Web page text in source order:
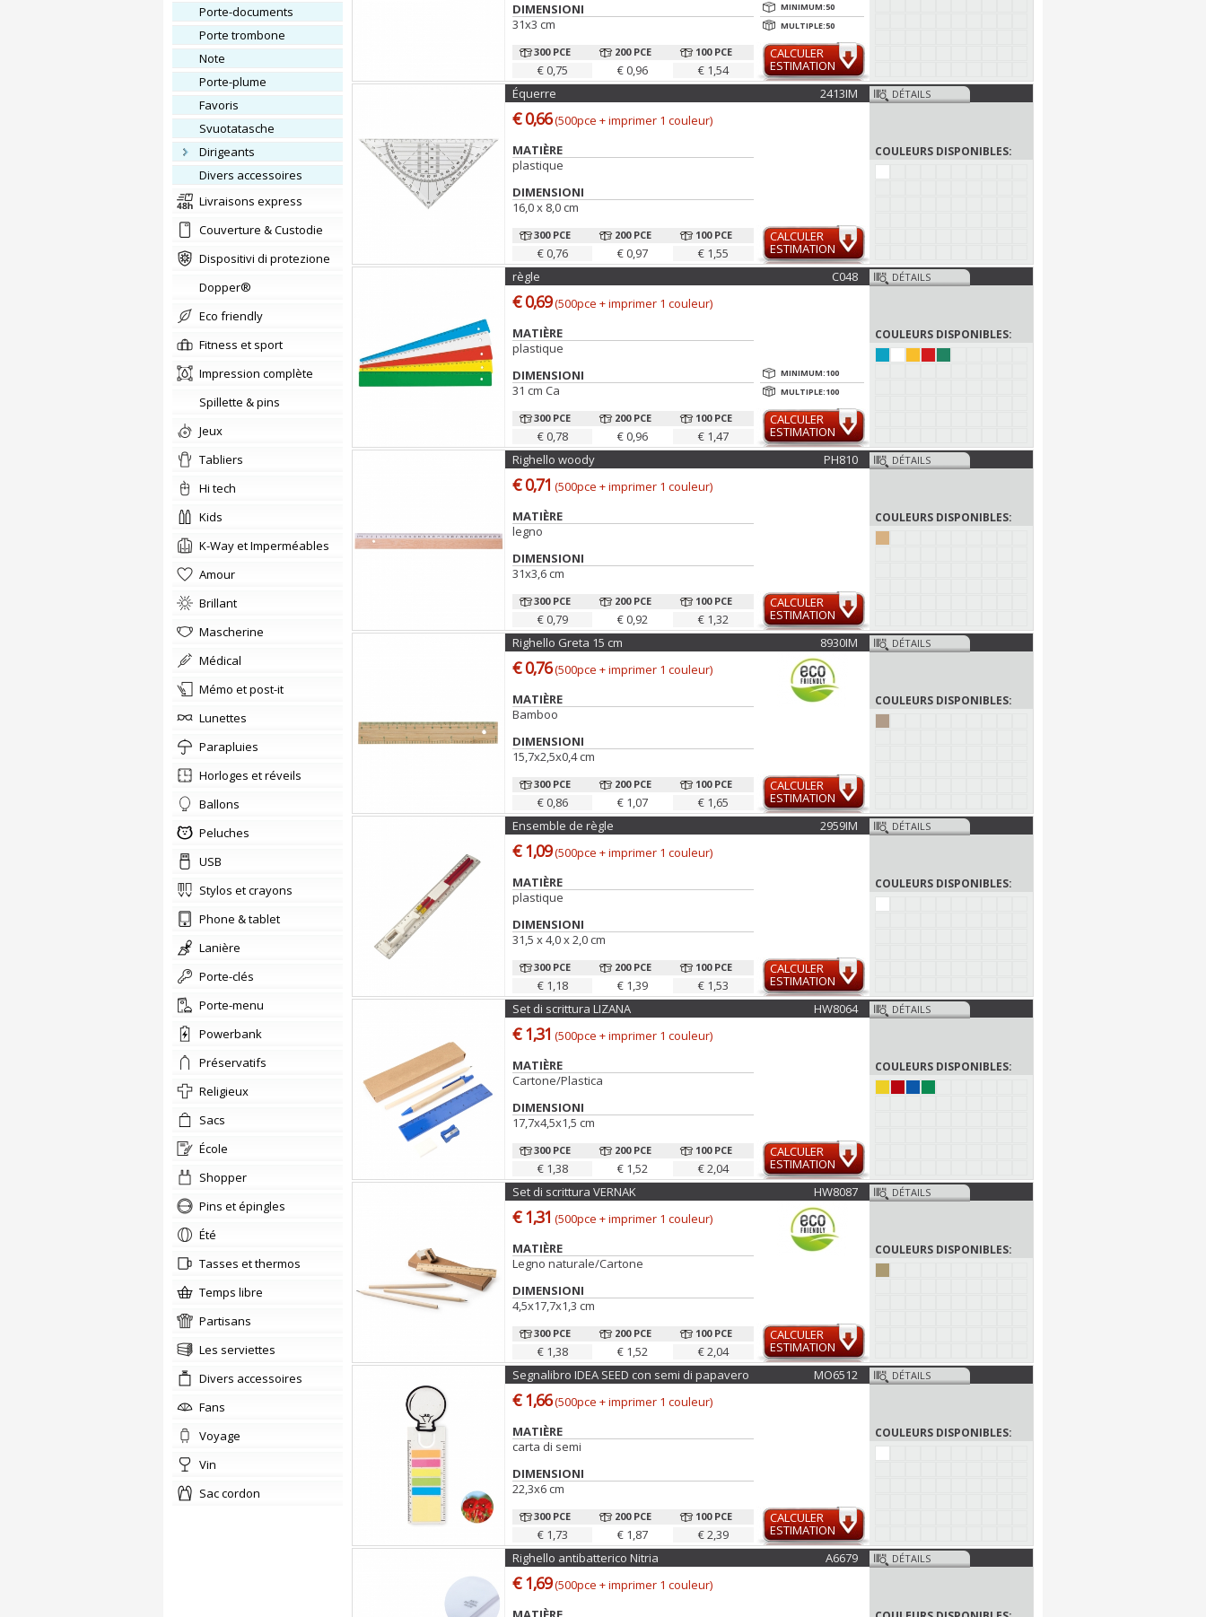
Porte-documents
Porte trombone
Note
Porte-plume
Favoris
Svuotatasche
Dirigeants
Divers accessoires
Livraisons express
Couverture & Custodie
Dispositivi di protezione
Dopper®
Eco friendly
fitness et sport
Impression complète
Spillette & pins
jeux
Tabliers
hi tech
kids
K-Way et Imperméables
amour
Brillant
Mascherine
médical
Mémo et post-it
lunettes
parapluies
horloges et réveils
ballons
Peluches
USB
stylos et crayons
phone & tablet
Lanière
Porte-clés
Porte-menu
Powerbank
préservatifs
religieux
sacs
école
shopper
Pins et épingles
été
tasses et thermos
temps libre
partisans
Les serviettes
Divers accessoires
fans
voyage
vin
sac cordon
DIMENSIONI
31x3 cm
300 PCE
€ 0,75
200 PCE
€ 0,96
100 PCE
€ 1,54
MINIMUM:50
MULTIPLE:50
CALCULER
ESTIMATION
Équerre 2413IM
€ 0,66(500pce + imprimer 1 couleur)
MATIÈRE
plastique
DIMENSIONI
16,0 x 8,0 cm
300 PCE
€ 0,76
200 PCE
€ 0,97
100 PCE
€ 1,55
CALCULER
ESTIMATION
DÉTAILS
COULEURS DISPONIBLES:
règle C048
€ 0,69(500pce + imprimer 1 couleur)
MATIÈRE
plastique
DIMENSIONI
31 cm Ca
300 PCE
€ 0,78
200 PCE
€ 0,96
100 PCE
€ 1,47
MINIMUM:100
MULTIPLE:100
CALCULER
ESTIMATION
DÉTAILS
COULEURS DISPONIBLES:
Righello woody PH810
€ 0,71 (500pce + imprimer 1 couleur)
MATIÈRE
legno
DIMENSIONI
31x3,6 cm
300 PCE
€ 0,79
200 PCE
€ 0,92
100 PCE
€ 1,32
CALCULER
ESTIMATION
DÉTAILS
COULEURS DISPONIBLES:
Righello Greta 15 cm 8930IM
€ 0,76(500pce + imprimer 1 couleur)
MATIÈRE
Bamboo
DIMENSIONI
15,7x2,5x0,4 cm
300 PCE
€ 0,86
200 PCE
€ 1,07
100 PCE
€ 1,65
CALCULER
ESTIMATION
DÉTAILS
COULEURS DISPONIBLES:
Ensemble de règle 2959IM
€ 1,09(500pce + imprimer 1 couleur)
MATIÈRE
plastique
DIMENSIONI
31,5 x 4,0 x 2,0 cm
300 PCE
€ 1,18
200 PCE
€ 1,39
100 PCE
€ 1,53
CALCULER
ESTIMATION
DÉTAILS
COULEURS DISPONIBLES:
Set di scrittura LIZANA HW8064
€ 1,31 (500pce + imprimer 1 couleur)
MATIÈRE
Cartone/Plastica
DIMENSIONI
17,7x4,5x1,5 cm
300 PCE
€ 1,38
200 PCE
€ 1,52
100 PCE
€ 2,04
CALCULER
ESTIMATION
DÉTAILS
COULEURS DISPONIBLES:
Set di scrittura VERNAK HW8087
€ 1,31 (500pce + imprimer 1 couleur)
MATIÈRE
Legno naturale/Cartone
DIMENSIONI
4,5x17,7x1,3 cm
300 PCE
€ 1,38
200 PCE
€ 1,52
100 PCE
€ 2,04
CALCULER
ESTIMATION
DÉTAILS
COULEURS DISPONIBLES:
Segnalibro IDEA SEED con semi di papavero MO6512
€ 1,66(500pce + imprimer 1 couleur)
MATIÈRE
carta di semi
DIMENSIONI
22,3x6 cm
300 PCE
€ 1,73
200 PCE
€ 1,87
100 PCE
€ 2,39
CALCULER
ESTIMATION
DÉTAILS
COULEURS DISPONIBLES:
Righello antibatterico Nitria A6679
€ 1,69(500pce + imprimer 1 couleur)
DÉTAILS